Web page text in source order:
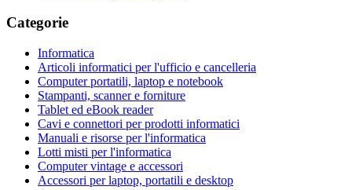
Categorie
Informatica
Articoli informatici per l'ufficio e cancelleria
Computer portatili, laptop e notebook
Stampanti, scanner e forniture
Tablet ed eBook reader
Cavi e connettori per prodotti informatici
Manuali e risorse per l'informatica
Lotti misti per l'informatica
Computer vintage e accessori
Accessori per laptop, portatili e desktop